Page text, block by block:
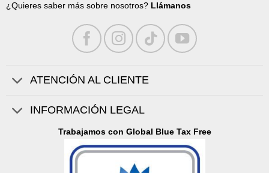
¿Quieres saber más sobre nosotros? Llámanos
ATENCIÓN AL CLIENTE
INFORMACIÓN LEGAL
Trabajamos con Global Blue Tax Free